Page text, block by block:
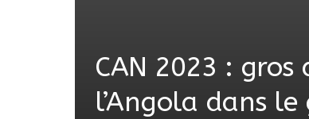
CAN 2023 :
l’Angola dans le